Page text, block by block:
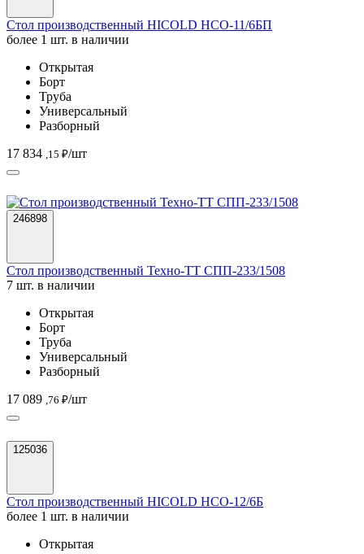
Стол производственный HICOLD НСО-11/6БП
более 1 шт. в наличии
Открытая
Борт
Труба
Универсальный
Разборный
17 834 ,15 ₽/шт
246898
Стол производственный Техно-ТТ СПП-233/1508
7 шт. в наличии
Открытая
Борт
Труба
Универсальный
Разборный
17 089 ,76 ₽/шт
125036
Стол производственный HICOLD НСО-12/6Б
более 1 шт. в наличии
Открытая